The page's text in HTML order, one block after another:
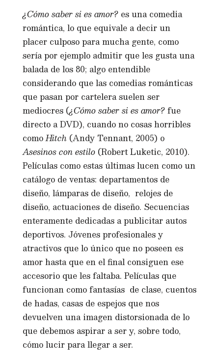
¿Cómo saber si es amor? es una comedia
romántica, lo que equivale a decir un
placer culposo para mucha gente, como
sería por ejemplo admitir que les gusta una
balada de los 80; algo entendible
considerando que las comedias románticas
que pasan por cartelera suelen ser
mediocres (¿Cómo saber si es amor?fue
directo a DVD), cuando no cosas horribles
comoHitch (Andy Tennant, 2005) o
Asesinos con estilo (Robert Luketic, 2010).
Películas como estas últimas lucen como un
catálogo de ventas: departamentos de
diseño, lámparas de diseño, relojes de
diseño, actuaciones de diseño. Secuencias
enteramente dedicadas a publicitar autos
deportivos. Jóvenes profesionales y
atractivos que lo único que no poseen es
amor hasta que en el final consiguen ese
accesorio que les faltaba. Películas que
funcionan como fantasías de clase, cuentos
de hadas, casas de espejos que nos
devuelven una imagen distorsionada de lo
que debemos aspirar a ser y, sobre todo,
cómo lucir para llegar a ser.